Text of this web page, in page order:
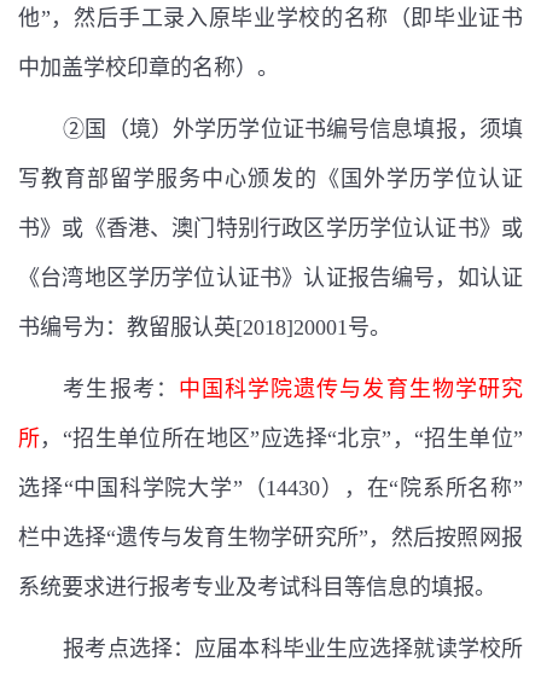
他” ，然后手工录入原毕业学校的名称（即毕业证书
中加盖学校印章的名称）。
②国（境）外学历学位证书编号信息填报，须填
写教育部留学服务中心颁发的《国外学历学位认证
书》或《香港、澳门特别行政区学历学位认证书》或
《台湾地区学历学位认证书》认证报告编号，如认证
书编号为：教留服认英[2018]20001号。
考生报考： 中国科学院遗传与发育生物学研究
所， “招生单位所在地区”应选择“北京”，“招生单位”
选择“中国科学院大学”（14430），在“院系所名称”
栏中选择“遗传与发育生物学研究所”， 然后按照网报
系统要求进行报考专业及考试科目等信息的填报。
报考点选择：应届本科毕业生应选择就读学校所